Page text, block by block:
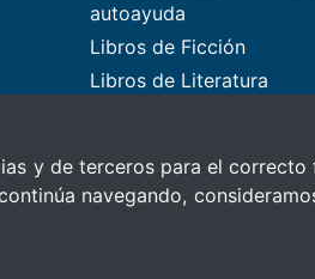
y de terceros para el
navegando,
autoayuda
Libros de Ficción
Libros de Literatura
Inicio